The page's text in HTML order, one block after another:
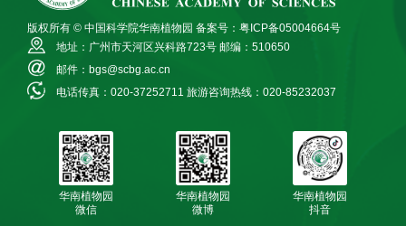
版权所有 © 中国科学院华南植物园 备案号：粤ICP备05004664号
地址：广州市天河区兴科路723号 邮编：510650
邮件：bgs@scbg.ac.cn
电话传真：020-37252711 旅游咨询热线：020-85232037
华南植物园
微信
华南植物园
微博
华南植物园
抖音